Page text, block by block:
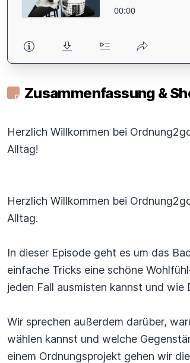
Zusammenfassung &
Herzlich Willkommen bei
Alltag!
Herzlich Willkommen bei
Alltag.
In dieser Episode geht es um das
einfache Tricks eine schöne
jeden Fall ausmisten kannst und
Wir sprechen außerdem darüber,
wählen kannst und welche
einem Ordnungsprojekt gehen wir